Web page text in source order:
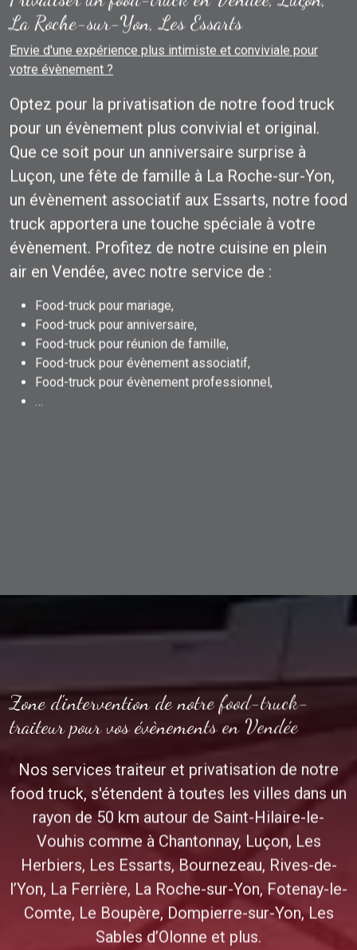
La Roche-sur-Yon, Les Essarts
Envie d'une expérience plus intimiste et conviviale pour
votre évènement ?
Optez pour la privatisation de notre food truck
pour un évènement plus convivial et original.
Que ce soit pour un anniversaire surprise à
Luçon, une fête de famille à La Roche-sur-Yon,
un évènement associatif aux Essarts, notre food
truck apportera une touche spéciale à votre
évènement. Profitez de notre cuisine en plein
air en Vendée, avec notre service de :
Food-truck pour mariage,
Food-truck pour anniversaire,
Food-truck pour réunion de famille,
Food-truck pour évènement associatif,
Food-truck pour évènement professionnel,
Zone d'intervention de notre food-truck-
traiteur pour vos évènements en Vendée
Nos services traiteur et privatisation de notre
food truck, s'étendent à toutes les villes dans un
rayon de 50 km autour de Saint-Hilaire-le-
Vouhis comme à Chantonnay, Luçon, Les
Herbiers, Les Essarts, Bournezeau, Rives-de-
l’Yon, La Ferrière, La Roche-sur-Yon, Fotenay-le-
Comte, Le Boupère, Dompierre-sur-Yon, Les
Sables d’Olonne et plus.